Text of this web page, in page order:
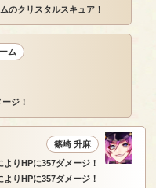
のクリスタルスキュア！
ム
ジ！
篠崎 升麻
よりHPに357ダメージ！
よりHPに357ダメージ！